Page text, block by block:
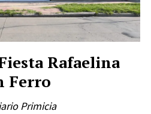
Rafaelina
Ferro
Primicia